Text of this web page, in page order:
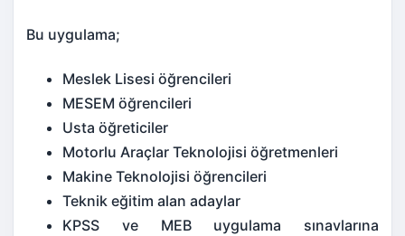
Bu uygulama;
Meslek Lisesi öğrencileri
MESEM öğrencileri
Usta öğreticiler
Motorlu Araçlar Teknolojisi öğretmenleri
Makine Teknolojisi öğrencileri
Teknik eğitim alan adaylar
KPSS ve MEB uygulama sınavlarına